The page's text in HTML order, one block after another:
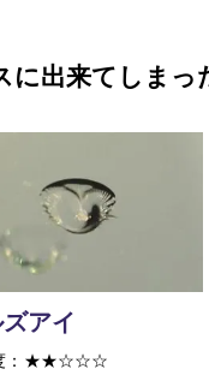
出来てしまっ
アイ
：★★☆☆☆